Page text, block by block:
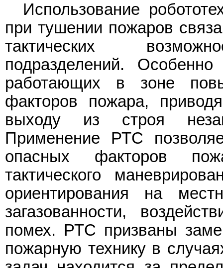
Использование
при тушении пожаров
тактических
подразделений.
работающих в зоне
факторов пожара,
выходу из строя
Применение РТС
опасных факторов
тактического
ориентирования на
загазованности,
помех. РТС призваны
пожарную технику в